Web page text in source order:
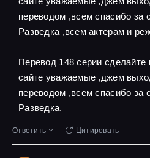
переводом ,всем спасибо за
Разведка ,всем актерам и
Перевод 148 серии
сайте уважаемые ,джем
переводом ,всем спасибо за
Разведка.
Ответить Цитировать